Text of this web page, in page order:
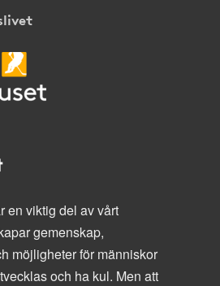
en viktig del av vårt
gemenskap,
möjligheter för människor
och ha kul. Men att